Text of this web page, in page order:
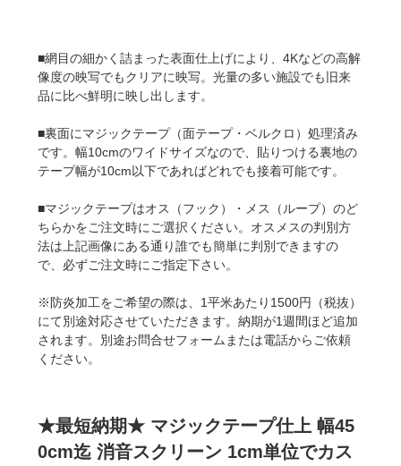
■網目の細かく詰まった表面仕上げにより、4Kなどの高解
像度の映写でもクリアに映写。光量の多い施設でも旧来
品に比べ鮮明に映し出します。
■裏面にマジックテープ（面テープ・ベルクロ）処理済み
です。幅10cmのワイドサイズなので、貼りつける裏地の
テープ幅が10cm以下であればどれでも接着可能です。
■マジックテープはオス（フック）・メス（ループ）のど
ちらかをご注文時にご選択ください。オスメスの判別方
法は上記画像にある通り誰でも簡単に判別できますの
で、必ずご注文時にご指定下さい。
※防炎加工をご希望の際は、1平米あたり1500円（税抜）
にて別途対応させていただきます。納期が1週間ほど追加
されます。別途お問合せフォームまたは電話からご依頼
ください。
★最短納期★ マジックテープ仕上 幅45
0cm迄 消音スクリーン 1cm単位でカス